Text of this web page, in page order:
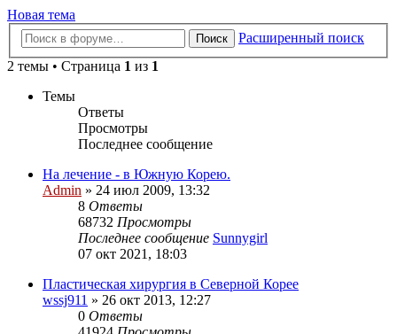
Новая тема
Поиск
Расширенный поиск
2 темы • Страница 1 из 1
Темы
Ответы
Просмотры
Последнее сообщение
На лечение - в Южную Корею.
Admin » 24 июл 2009, 13:32
8 Ответы
68732 Просмотры
Последнее сообщение Sunnygirl
07 окт 2021, 18:03
Пластическая хирургия в Северной Корее
wssj911 » 26 окт 2013, 12:27
0 Ответы